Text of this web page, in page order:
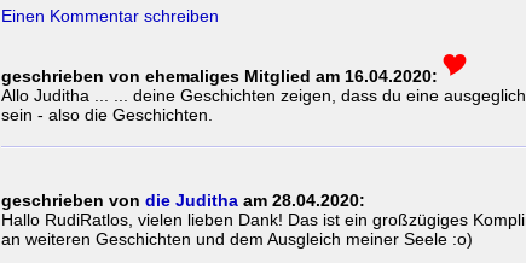
Einen Kommentar schreiben
geschrieben von ehemaliges Mitglied am 16.04.2020:
Allo Juditha ... ... deine Geschichten zeigen, dass du eine
sein - also die Geschichten.
geschrieben von die Juditha am 28.04.2020:
Hallo RudiRatlos, vielen lieben Dank! Das ist ein großzügiges
an weiteren Geschichten und dem Ausgleich meiner Seele :o)